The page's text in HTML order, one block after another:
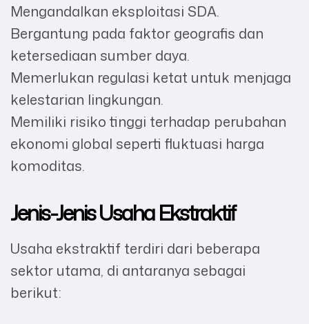
Mengandalkan eksploitasi SDA.
Bergantung pada faktor geografis dan
ketersediaan sumber daya.
Memerlukan regulasi ketat untuk menjaga
kelestarian lingkungan.
Memiliki risiko tinggi terhadap perubahan
ekonomi global seperti fluktuasi harga
komoditas.
Jenis-Jenis Usaha Ekstraktif
Usaha ekstraktif terdiri dari beberapa
sektor utama, di antaranya sebagai
berikut: